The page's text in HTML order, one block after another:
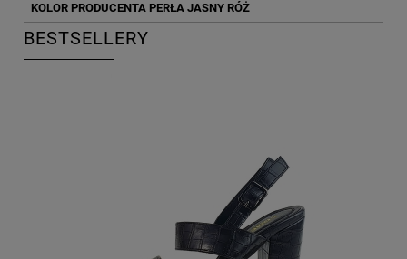
KOLOR PRODUCENTA PERŁA JASNY RÓŻ
BESTSELLERY